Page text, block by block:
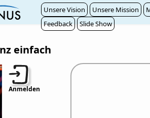
Unsere Vision Unsere Mission
Feedback
Slide Show
einfach
Anmelden